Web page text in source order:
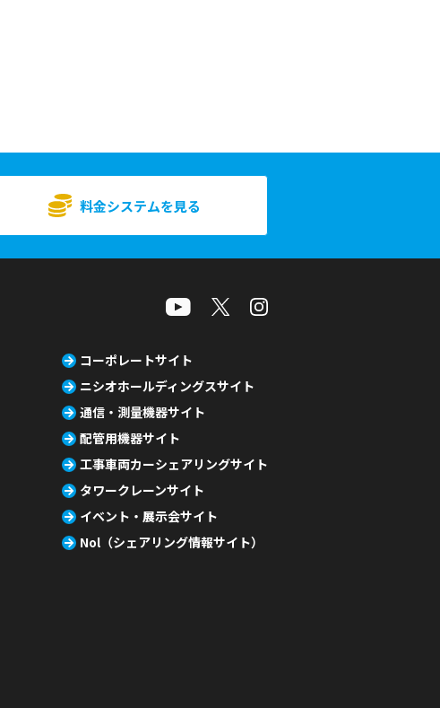
料金システムを見る
コーポレートサイト
ニシオホールディングスサイト
通信・測量機器サイト
配管用機器サイト
工事車両カーシェアリングサイト
タワークレーンサイト
イベント・展示会サイト
Nol（シェアリング情報サイト）